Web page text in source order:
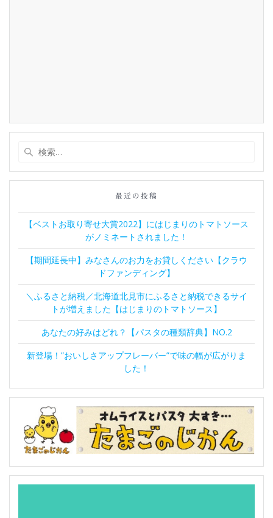
最近の投稿
【ベストお取り寄せ大賞2022】にはじまりのトマトソース
がノミネートされました！
【期間延長中】みなさんのお力をお貸しください【クラウ
ドファンディング】
＼ふるさと納税／北海道北見市にふるさと納税できるサイ
トが増えました【はじまりのトマトソース】
あなたの好みはどれ？【パスタの種類辞典】NO.2
新登場！”おいしさアップフレーバー”で味の幅が広がりま
した！